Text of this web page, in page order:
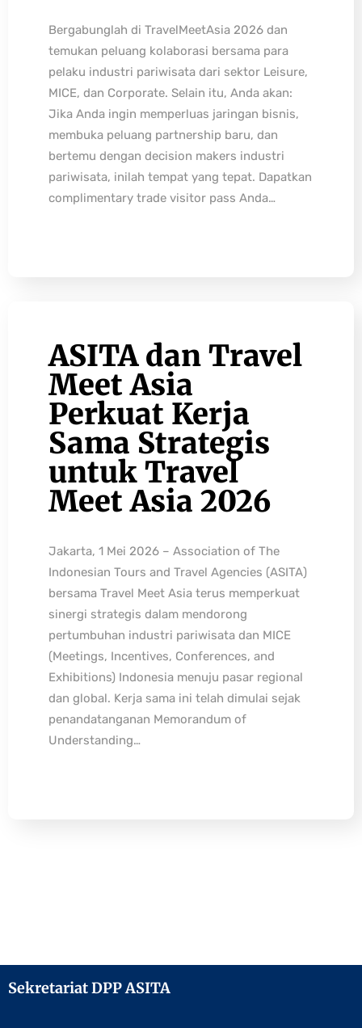
Bergabunglah di TravelMeetAsia 2026 dan
temukan peluang kolaborasi bersama para
pelaku industri pariwisata dari sektor Leisure,
MICE, dan Corporate. Selain itu, Anda akan:
Jika Anda ingin memperluas jaringan bisnis,
membuka peluang partnership baru, dan
bertemu dengan decision makers industri
pariwisata, inilah tempat yang tepat. Dapatkan
complimentary trade visitor pass Anda…
ASITA dan Travel
Meet Asia
Perkuat Kerja
Sama Strategis
untuk Travel
Meet Asia 2026
Jakarta, 1 Mei 2026 – Association of The
Indonesian Tours and Travel Agencies (ASITA)
bersama Travel Meet Asia terus memperkuat
sinergi strategis dalam mendorong
pertumbuhan industri pariwisata dan MICE
(Meetings, Incentives, Conferences, and
Exhibitions) Indonesia menuju pasar regional
dan global. Kerja sama ini telah dimulai sejak
penandatanganan Memorandum of
Understanding…
Sekretariat DPP ASITA